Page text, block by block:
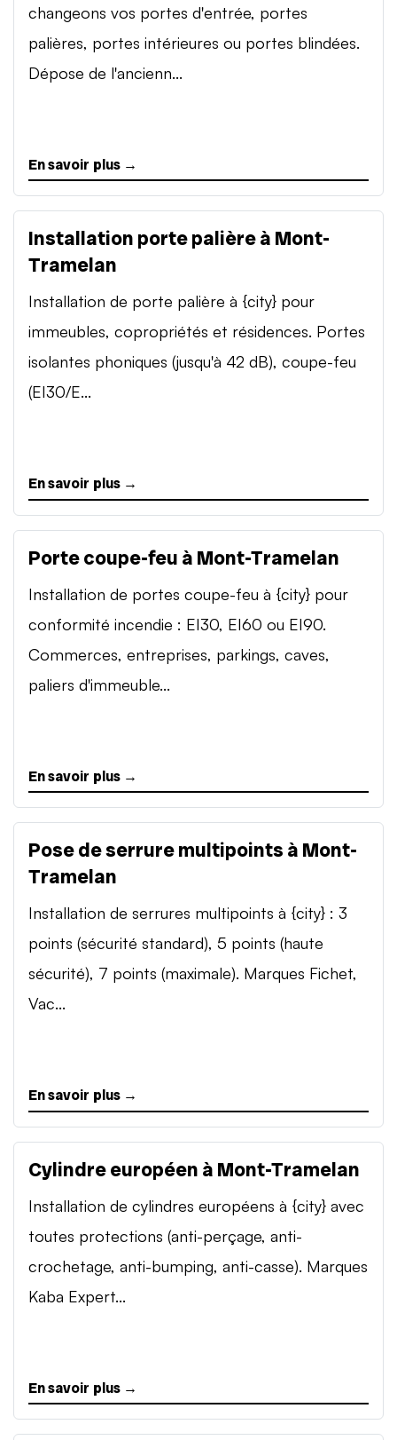
changeons vos portes d'entrée, portes
palières, portes intérieures ou portes blindées.
Dépose de l'ancienn...
En savoir plus →
Installation porte palière à Mont-
Tramelan
Installation de porte palière à {city} pour
immeubles, copropriétés et résidences. Portes
isolantes phoniques (jusqu'à 42 dB), coupe-feu
(EI30/E...
En savoir plus →
Porte coupe-feu à Mont-Tramelan
Installation de portes coupe-feu à {city} pour
conformité incendie : EI30, EI60 ou EI90.
Commerces, entreprises, parkings, caves,
paliers d'immeuble...
En savoir plus →
Pose de serrure multipoints à Mont-
Tramelan
Installation de serrures multipoints à {city} : 3
points (sécurité standard), 5 points (haute
sécurité), 7 points (maximale). Marques Fichet,
Vac...
En savoir plus →
Cylindre européen à Mont-Tramelan
Installation de cylindres européens à {city} avec
toutes protections (anti-perçage, anti-
crochetage, anti-bumping, anti-casse). Marques
Kaba Expert...
En savoir plus →